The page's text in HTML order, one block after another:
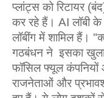
प्‍लांट्स को रिटायर
कर रहे हैं। AI लॉबी के
लॉबींग में शामिल हैं।
गठबंधन ने इसका
फॉसिल फ्यूल
राजनेताओं और